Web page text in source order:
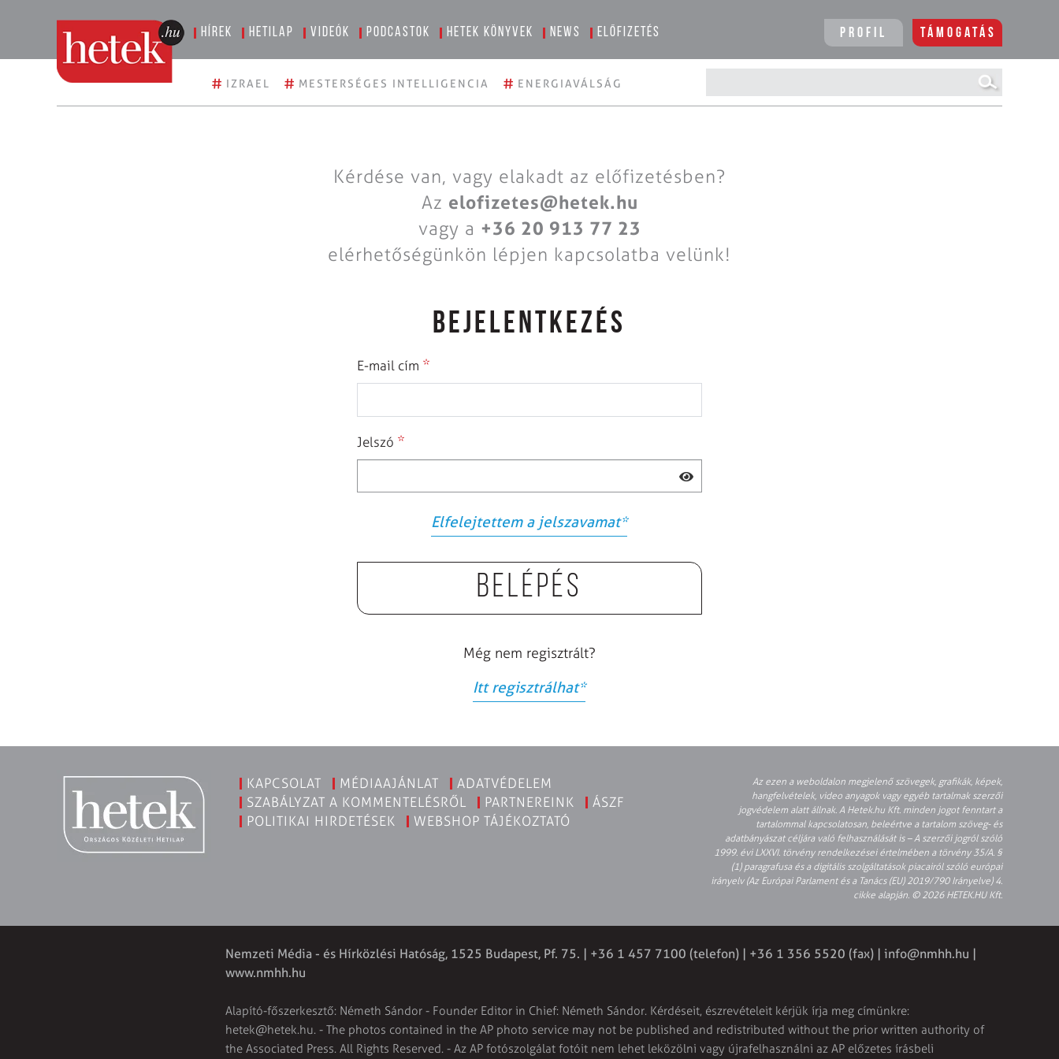
Hírek Hetilap Videók Podcastok Hetek könyvek News Előfizetés Profil Támogatás
# IZRAEL # MESTERSÉGES INTELLIGENCIA # ENERGIAVÁLSÁG
Kérdése van, vagy elakadt az előfizetésben?
Az elofizetes@hetek.hu
vagy a +36 20 913 77 23
elérhetőségünkön lépjen kapcsolatba velünk!
BEJELENTKEZÉS
E-mail cím *
Jelszó *
Elfelejtettem a jelszavamat*
Belépés
Még nem regisztrált?
Itt regisztrálhat*
KAPCSOLAT MÉDIAAJÁNLAT
ADATVÉDELEM
SZABÁLYZAT A KOMMENTELÉSRŐL
PARTNEREINK
ÁSZF
POLITIKAI HIRDETÉSEK
WEBSHOP TÁJÉKOZTATÓ
Az ezen a weboldalon megjelenő szövegek, grafikák, képek,
hangfelvételek, video anyagok vagy egyéb tartalmak szerzői
jogvédelem alatt állnak. A Hetek.hu Kft. minden jogot fenntart a
tartalommal kapcsolatosan, beleértve a tartalom szöveg- és
adatbányászat céljára való felhasználását is – A szerzői jogról szóló
1999. évi LXXVI. törvény rendelkezései értelmében a törvény 35/A. §
(1) paragrafusa és a digitális szolgáltatások piacairól szóló európai
irányelv (Az Európai Parlament és a Tanács (EU) 2019/790 Irányelve) 4.
cikke alapján. © 2026 HETEK.HU Kft.
Nemzeti Média - és Hírközlési Hatóság, 1525 Budapest, Pf. 75. | +36 1 457 7100 (telefon) | +36 1 356 5520 (fax) | info@nmhh.hu |
www.nmhh.hu
Alapító-főszerkesztő: Németh Sándor - Founder Editor in Chief: Németh Sándor. Kérdéseit, észrevételeit kérjük írja meg címünkre:
hetek@hetek.hu. - The photos contained in the AP photo service may not be published and redistributed without the prior written authority of
the Associated Press. All Rights Reserved. - Az AP fotószolgálat fotóit nem lehet leközölni vagy újrafelhasználni az AP előzetes írásbeli